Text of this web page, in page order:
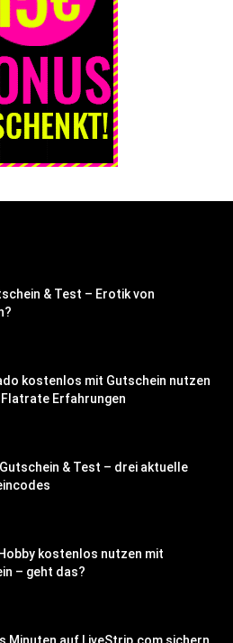
& Test – Erotik von
kostenlos mit Gutschein nutzen
Erfahrungen
& Test – drei aktuelle
kostenlos nutzen mit
– geht das?